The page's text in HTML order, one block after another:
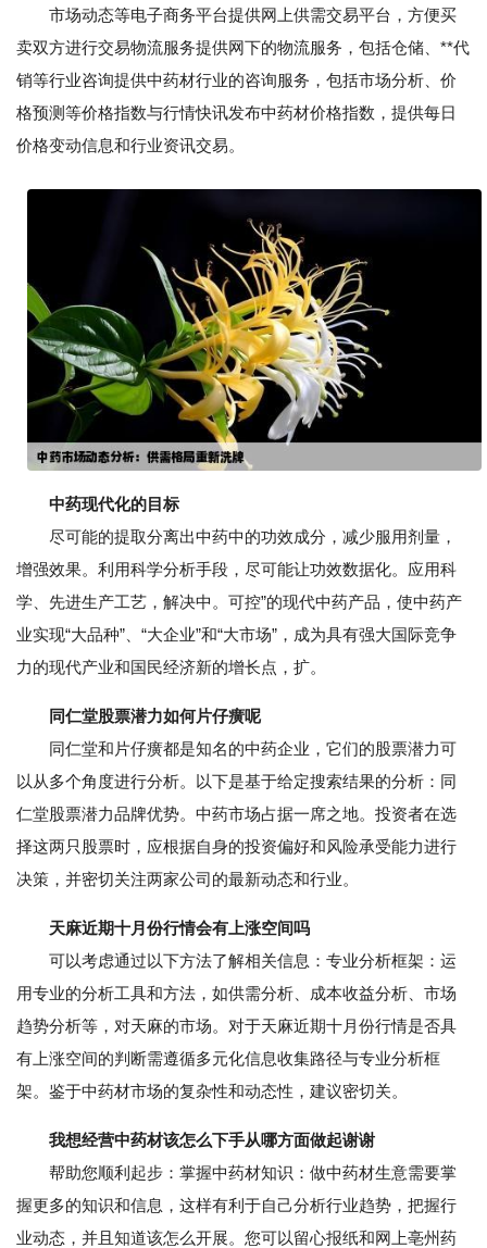
市场动态等电子商务平台提供网上供需交易平台，方便买
卖双方进行交易物流服务提供网下的物流服务，包括仓储、**代
销等行业咨询提供中药材行业的咨询服务，包括市场分析、价
格预测等价格指数与行情快讯发布中药材价格指数，提供每日
价格变动信息和行业资讯交易。
中药现代化的目标
尽可能的提取分离出中药中的功效成分，减少服用剂量，
增强效果。利用科学分析手段，尽可能让功效数据化。应用科
学、先进生产工艺，解决中。可控”的现代中药产品，使中药产
业实现“大品种”、“大企业”和“大市场”，成为具有强大国际竞争
力的现代产业和国民经济新的增长点，扩。
同仁堂股票潜力如何片仔癀呢
同仁堂和片仔癀都是知名的中药企业，它们的股票潜力可
以从多个角度进行分析。以下是基于给定搜索结果的分析：同
仁堂股票潜力品牌优势。中药市场占据一席之地。投资者在选
择这两只股票时，应根据自身的投资偏好和风险承受能力进行
决策，并密切关注两家公司的最新动态和行业。
天麻近期十月份行情会有上涨空间吗
可以考虑通过以下方法了解相关信息：专业分析框架：运
用专业的分析工具和方法，如供需分析、成本收益分析、市场
趋势分析等，对天麻的市场。对于天麻近期十月份行情是否具
有上涨空间的判断需遵循多元化信息收集路径与专业分析框
架。鉴于中药材市场的复杂性和动态性，建议密切关。
我想经营中药材该怎么下手从哪方面做起谢谢
帮助您顺利起步：掌握中药材知识：做中药材生意需要掌
握更多的知识和信息，这样有利于自己分析行业趋势，把握行
业动态，并且知道该怎么开展。您可以留心报纸和网上亳州药